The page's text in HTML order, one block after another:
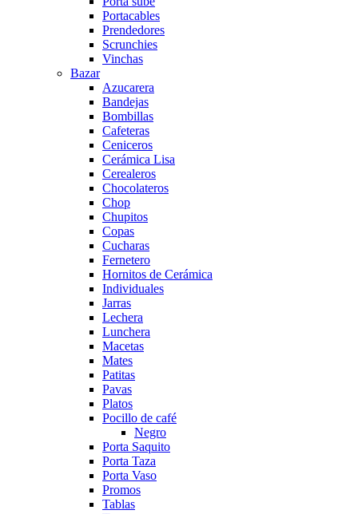
Portacables
Prendedores
Scrunchies
Vinchas
Bazar
Azucarera
Bandejas
Bombillas
Cafeteras
Ceniceros
Cerámica Lisa
Cerealeros
Chocolateros
Chop
Chupitos
Copas
Cucharas
Fernetero
Hornitos de Cerámica
Individuales
Jarras
Lechera
Lunchera
Macetas
Mates
Patitas
Pavas
Platos
Pocillo de café
Negro
Porta Saquito
Porta Taza
Porta Vaso
Promos
Tablas